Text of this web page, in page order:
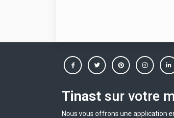
Tinast sur votre
Nous vous offrons une application